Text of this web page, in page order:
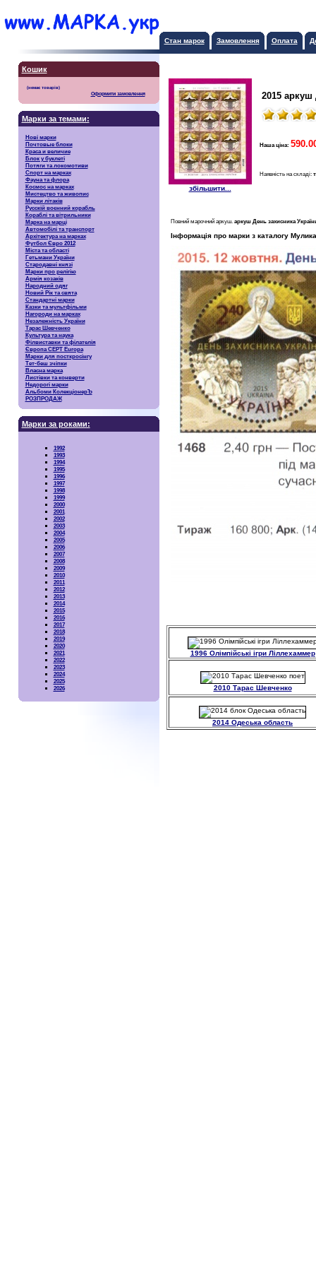
Стан марок Замовлення Оплата
Кошик
Оформити замовлення
Марки за темами:
Нові марки
Почтовые блоки
Краса и величие
Блок у буклеті
Потяги та локомотиви
Спорт на марках
Фауна та флора
Космос на марках
Мистецтво та живопис
Марки літаків
Русскiй воєнний корабль
Кораблі та вітрильники
Марка на марці
Автомобілі та транспорт
Архітектура на марках
Футбол Євро 2012
Міста та області
Гетьмани України
Стародавні князі
Марки про релігію
Армія козаків
Народний одяг
Новий Рік та свята
Стандартні марки
Казки та мультфільми
Нагороди на марках
Незалежність України
Тарас Шевченко
Культура та наука
Філвиставки та філателія
Європа CEPT Europa
Марки для посткросінгу
Тет-беш зчіпки
Власна марка
Листівки та конверти
Недорогі марки
Альбоми КолекціонерЪ
РОЗПРОДАЖ
Марки за роками:
1992
1993
1994
1995
1996
1997
1998
1999
2000
2001
2002
2003
2004
2005
2006
2007
2008
2009
2010
2011
2012
2013
2014
2015
2016
2017
2018
2019
2020
2021
2022
2023
2024
2025
2026
збільшити...
2015 аркуш
Наша ціна:
Наявність на складі:
Повний марочний аркуш. аркуш День захисника
Інформація про марки з каталогу
1996 Олімпійські ігри Ліллехаммер
2010 Тарас Шевченко
2014 Одеська область